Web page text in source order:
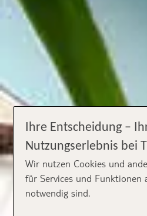
Ihre Entscheidung –
Nutzungserlebnis bei
Wir nutzen Cookies und
für Services und Funktionen
notwendig sind.